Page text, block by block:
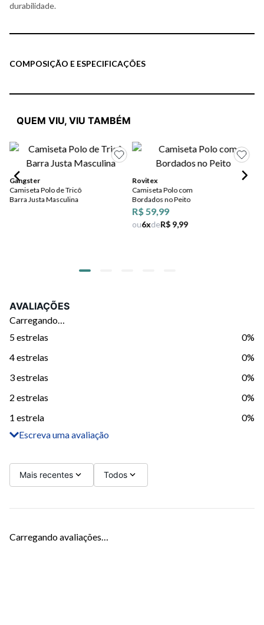
durabilidade.
COMPOSIÇÃO E ESPECIFICAÇÕES
QUEM VIU, VIU TAMBÉM
Gangster
Camiseta Polo de Tricô
Barra Justa Masculina
Rovitex
Camiseta Polo com
Bordados no Peito
R$ 59,99
ou6xdeR$ 9,99
AVALIAÇÕES
Carregando…
5 estrelas
0%
4 estrelas
0%
3 estrelas
0%
2 estrelas
0%
1 estrela
0%
Escreva uma avaliação
Título
Avalie o produto de 1 a 5 estrelas
Seu nome
Mais recentes Todos
Carregando avaliações…